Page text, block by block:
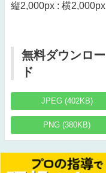
縦2,000px : 横2,000px
無料ダウンロー
ド
JPEG (402KB)
PNG (380KB)